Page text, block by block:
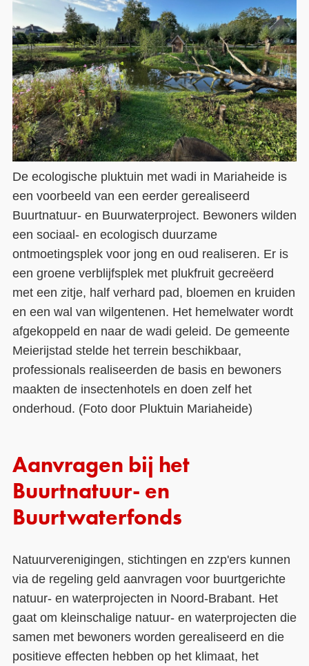
De ecologische pluktuin met wadi in Mariaheide is
een voorbeeld van een eerder gerealiseerd
Buurtnatuur- en Buurwaterproject. Bewoners wilden
een sociaal- en ecologisch duurzame
ontmoetingsplek voor jong en oud realiseren. Er is
een groene verblijfsplek met plukfruit gecreëerd
met een zitje, half verhard pad, bloemen en kruiden
en een wal van wilgentenen. Het hemelwater wordt
afgekoppeld en naar de wadi geleid. De gemeente
Meierijstad stelde het terrein beschikbaar,
professionals realiseerden de basis en bewoners
maakten de insectenhotels en doen zelf het
onderhoud. (Foto door Pluktuin Mariaheide)
Aanvragen bij het
Buurtnatuur- en
Buurtwaterfonds
Natuurverenigingen, stichtingen en zzp'ers kunnen
via de regeling geld aanvragen voor buurtgerichte
natuur- en waterprojecten in Noord-Brabant. Het
gaat om kleinschalige natuur- en waterprojecten die
samen met bewoners worden gerealiseerd en die
positieve effecten hebben op het klimaat, het